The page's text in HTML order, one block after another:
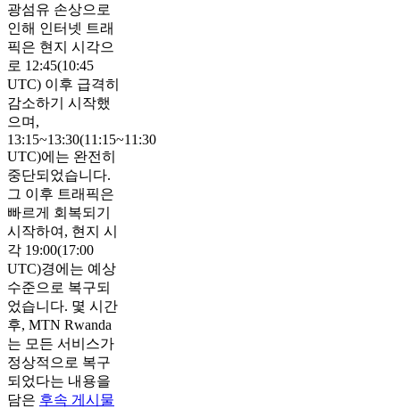
광섬유 손상으로
인해 인터넷 트래
픽은 현지 시각으
로 12:45(10:45
UTC) 이후 급격히
감소하기 시작했
으며,
13:15~13:30(11:15~11:30
UTC)에는 완전히
중단되었습니다.
그 이후 트래픽은
빠르게 회복되기
시작하여, 현지 시
각 19:00(17:00
UTC)경에는 예상
수준으로 복구되
었습니다. 몇 시간
후, MTN Rwanda
는 모든 서비스가
정상적으로 복구
되었다는 내용을
담은 후속 게시물